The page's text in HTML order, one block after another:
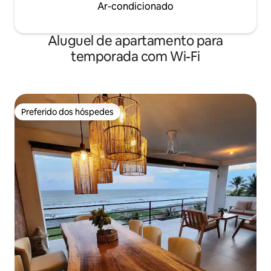
Ar-condicionado
Aluguel de apartamento para
temporada com Wi-Fi
Preferido dos hóspedes
Preferido dos hóspedes